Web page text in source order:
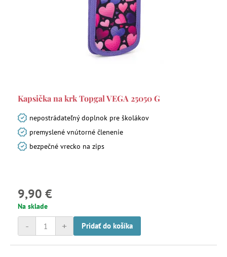
Kapsička na krk Topgal VEGA 25050 G
nepostrádateľný doplnok pre školákov
premyslené vnútorné členenie
bezpečné vrecko na zips
9,90 €
Na sklade
+
- Pridať do košíka